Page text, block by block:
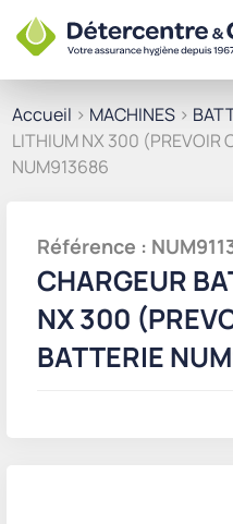
Accueil > MACHINES >
LITHIUM NX 300 (PREVOIR
NUM913686
Référence :
CHARGEUR
NX 300
BATTERIE